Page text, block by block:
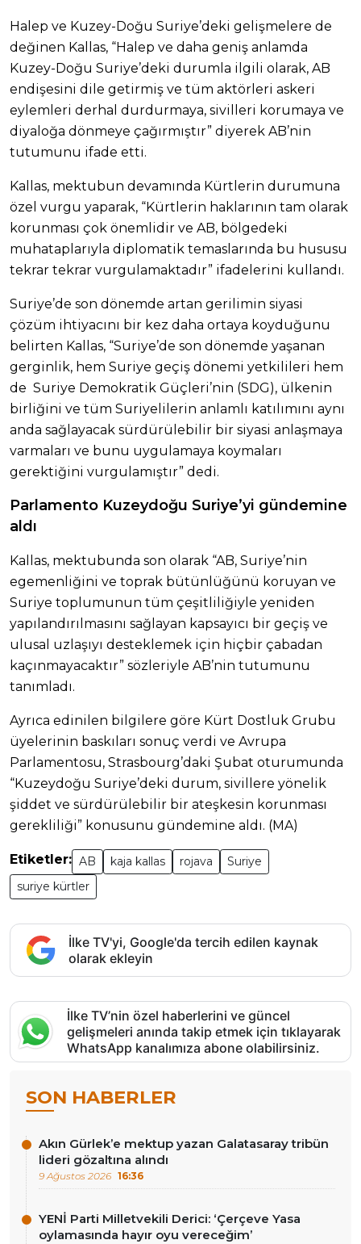
Halep ve Kuzey-Doğu Suriye’deki gelişmelere de
değinen Kallas, “Halep ve daha geniş anlamda
Kuzey-Doğu Suriye’deki durumla ilgili olarak, AB
endişesini dile getirmiş ve tüm aktörleri askeri
eylemleri derhal durdurmaya, sivilleri korumaya ve
diyaloğa dönmeye çağırmıştır” diyerek AB’nin
tutumunu ifade etti.
Kallas, mektubun devamında Kürtlerin durumuna
özel vurgu yaparak, “Kürtlerin haklarının tam olarak
korunması çok önemlidir ve AB, bölgedeki
muhataplarıyla diplomatik temaslarında bu hususu
tekrar tekrar vurgulamaktadır” ifadelerini kullandı.
Suriye’de son dönemde artan gerilimin siyasi
çözüm ihtiyacını bir kez daha ortaya koyduğunu
belirten Kallas, “Suriye’de son dönemde yaşanan
gerginlik, hem Suriye geçiş dönemi yetkilileri hem
de Suriye Demokratik Güçleri’nin (SDG), ülkenin
birliğini ve tüm Suriyelilerin anlamlı katılımını aynı
anda sağlayacak sürdürülebilir bir siyasi anlaşmaya
varmaları ve bunu uygulamaya koymaları
gerektiğini vurgulamıştır” dedi.
Parlamento Kuzeydoğu Suriye’yi gündemine
aldı
Kallas, mektubunda son olarak “AB, Suriye’nin
egemenliğini ve toprak bütünlüğünü koruyan ve
Suriye toplumunun tüm çeşitliliğiyle yeniden
yapılandırılmasını sağlayan kapsayıcı bir geçiş ve
ulusal uzlaşıyı desteklemek için hiçbir çabadan
kaçınmayacaktır” sözleriyle AB’nin tutumunu
tanımladı.
Ayrıca edinilen bilgilere göre Kürt Dostluk Grubu
üyelerinin baskıları sonuç verdi ve Avrupa
Parlamentosu, Strasbourg’daki Şubat oturumunda
“Kuzeydoğu Suriye’deki durum, sivillere yönelik
şiddet ve sürdürülebilir bir ateşkesin korunması
gerekliliği” konusunu gündemine aldı. (MA)
Etiketler: AB kaja kallas rojava
Suriye
suriye kürtler
İlke TV'yi, Google'da tercih edilen kaynak
olarak ekleyin
İlke TV’nin özel haberlerini ve güncel
gelişmeleri anında takip etmek için tıklayarak
WhatsApp kanalımıza abone olabilirsiniz.
SON HABERLER
Akın Gürlek’e mektup yazan Galatasaray tribün
lideri gözaltına alındı
9 Ağustos 2026 16:36
YENİ Parti Milletvekili Derici: ‘Çerçeve Yasa
oylamasında hayır oyu vereceğim’